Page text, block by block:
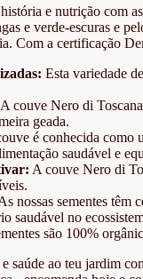
e nutrição com
e verde-escuras e
Com a certificação
Esta variedade
A couve Nero di
geada.
é conhecida como
saudável e
A couve Nero di
nossas sementes têm
saudável no
são 100%
saúde ao teu jardim